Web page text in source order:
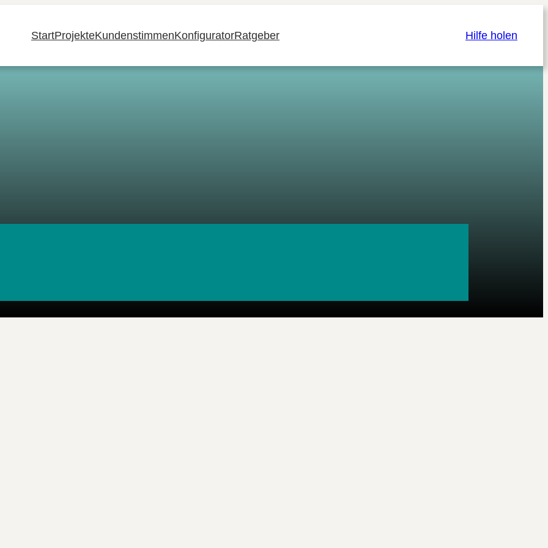
StartProjekteKundenstimmenKonfiguratorRatgeber Hilfe holen